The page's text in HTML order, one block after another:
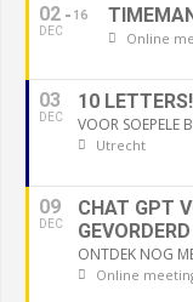
02
DEC
16
Online
03
DEC
10 LETTERS!
VOOR SOEPELE
Utrecht
09
DEC
CHAT GPT
GEVORDERD
ONTDEK NOG
Online